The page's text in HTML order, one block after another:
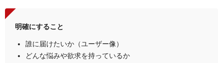
明確にすること
誰に届けたいか（ユーザー像）
どんな悩みや欲求を持っているか